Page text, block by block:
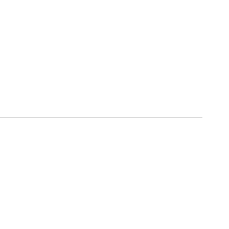
Die Uhr lässt sich zudem komfortabel laden,
Dank Snap-On-Technologie ist die Montage
Kratz- und Stoßfestigkeit
in einer Lösung gesichert
durch umlaufende Dichtung
& Laden wie gewohnt nutzbar
aufkleben – rückstandsfrei entfernbar